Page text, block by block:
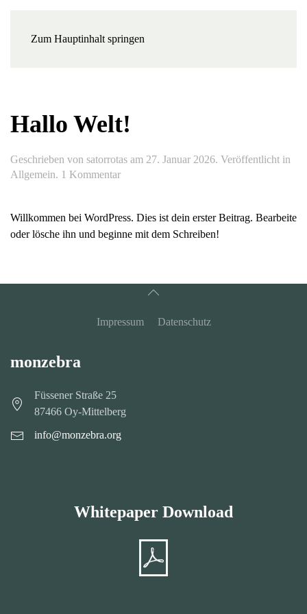
Zum Hauptinhalt springen
Hallo Welt!
Geschrieben von satorrotas am 27. Januar 2026. Veröffentlicht in
Allgemein. 1 Kommentarzu
Willkommen bei WordPress. Dies ist dein erster Beitrag. Bearbeite
oder lösche ihn und beginne mit dem Schreiben!
Impressum Datenschutz
monzebra
Füssener Straße 25
87466 Oy-Mittelberg
info@monzebra.org
Whitepaper Download